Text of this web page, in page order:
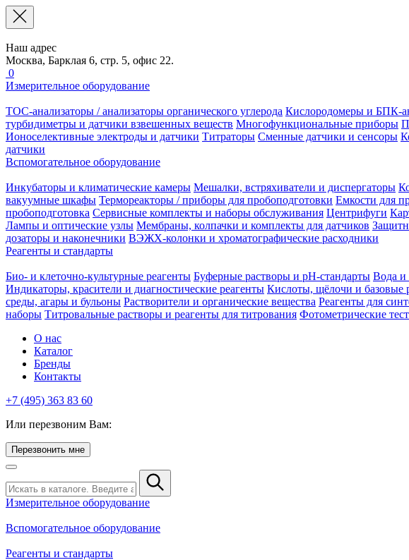
Наш адрес
Москва, Барклая 6, стр. 5, офис 22.
0
Измерительное оборудование
TOC-анализаторы / анализаторы органического углерода Кислородомеры и БПК-
турбидиметры и датчики взвешенных веществ Многофункциональные приборы
Ионоселективные электроды и датчики Титраторы Сменные датчики и сенсоры
датчики
Вспомогательное оборудование
Инкубаторы и климатические камеры Мешалки, встряхиватели и диспергаторы
вакуумные шкафы Термореакторы / приборы для пробоподготовки Емкости для
пробоподготовка Сервисные комплекты и наборы обслуживания Центрифуги
Лампы и оптические узлы Мембраны, колпачки и комплекты для датчиков
дозаторы и наконечники ВЭЖХ-колонки и хроматографические расходники
Реагенты и стандарты
Био- и клеточно-культурные реагенты Буферные растворы и pH-стандарты Вода и
Индикаторы, красители и диагностические реагенты Кислоты, щёлочи и базовые
среды, агары и бульоны Растворители и органические вещества Реагенты для
наборы Титровальные растворы и реагенты для титрования Фотометрические
О нас
Каталог
Бренды
Контакты
+7 (495) 363 83 60
Или перезвоним Вам:
Перезвонить мне
Измерительное оборудование
Вспомогательное оборудование
Реагенты и стандарты